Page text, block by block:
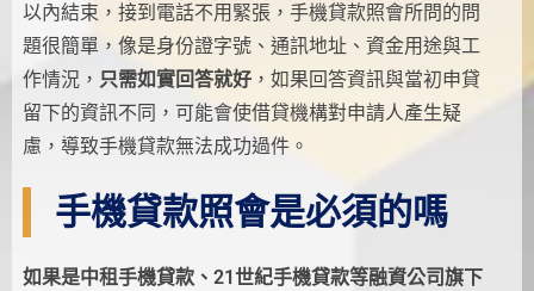
以內結束，接到電話不用緊張，手機貸款照會所問的問
題很簡單，像是身份證字號、通訊地址、資金用途與工
作情況， 只需如實回答就好，如果回答資訊與當初申貸
留下的資訊不同，可能會使借貸機構對申請人產生疑
慮，導致手機貸款無法成功過件。
手機貸款照會是必須的嗎
如果是中租手機貸款、21世紀手機貸款等融資公司旗下